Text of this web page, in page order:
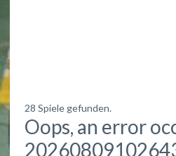
28 Spiele gefunden.
Oops, an error